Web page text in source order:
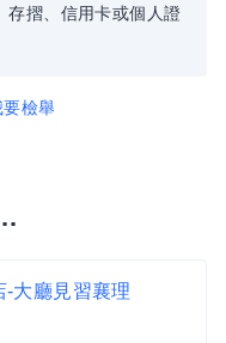
存摺、信用卡或個人證
要檢舉
-大廳見習襄理